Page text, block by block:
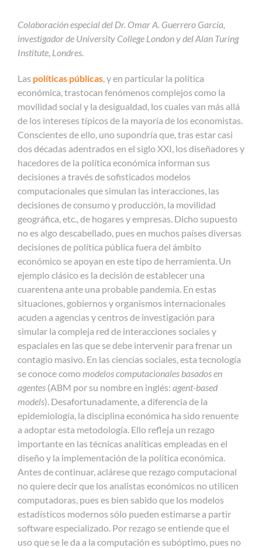
Colaboración especial del Dr. Omar A. Guerrero García,
investigador de University College London y del Alan Turing
Institute, Londres.
Las políticas públicas, y en particular la política
económica, trastocan fenómenos complejos como la
movilidad social y la desigualdad, los cuales van más allá
de los intereses típicos de la mayoría de los economistas.
Conscientes de ello, uno supondría que, tras estar casi
dos décadas adentrados en el siglo XXI, los diseñadores y
hacedores de la política económica informan sus
decisiones a través de sofisticados modelos
computacionales que simulan las interacciones, las
decisiones de consumo y producción, la movilidad
geográfica, etc., de hogares y empresas. Dicho supuesto
no es algo descabellado, pues en muchos países diversas
decisiones de política pública fuera del ámbito
económico se apoyan en este tipo de herramienta. Un
ejemplo clásico es la decisión de establecer una
cuarentena ante una probable pandemia. En estas
situaciones, gobiernos y organismos internacionales
acuden a agencias y centros de investigación para
simular la compleja red de interacciones sociales y
espaciales en las que se debe intervenir para frenar un
contagio masivo. En las ciencias sociales, esta tecnología
se conoce comomodelos computacionales basados en
agentes (ABM por su nombre en inglés: agent-based
models). Desafortunadamente, a diferencia de la
epidemiología, la disciplina económica ha sido renuente
a adoptar esta metodología. Ello refleja un rezago
importante en las técnicas analíticas empleadas en el
diseño y la implementación de la política económica.
Antes de continuar, aclárese que rezago computacional
no quiere decir que los analistas económicos no utilicen
computadoras, pues es bien sabido que los modelos
estadísticos modernos sólo pueden estimarse a partir
software especializado. Por rezago se entiende que el
uso que se le da a la computación es subóptimo, pues no